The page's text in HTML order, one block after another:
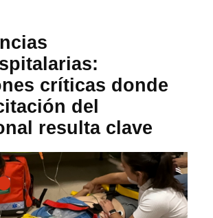
críticas donde
del
resulta clave